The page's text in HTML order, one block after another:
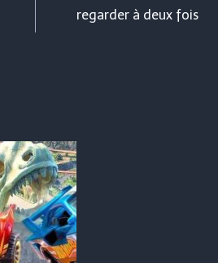
regarder à deux fois